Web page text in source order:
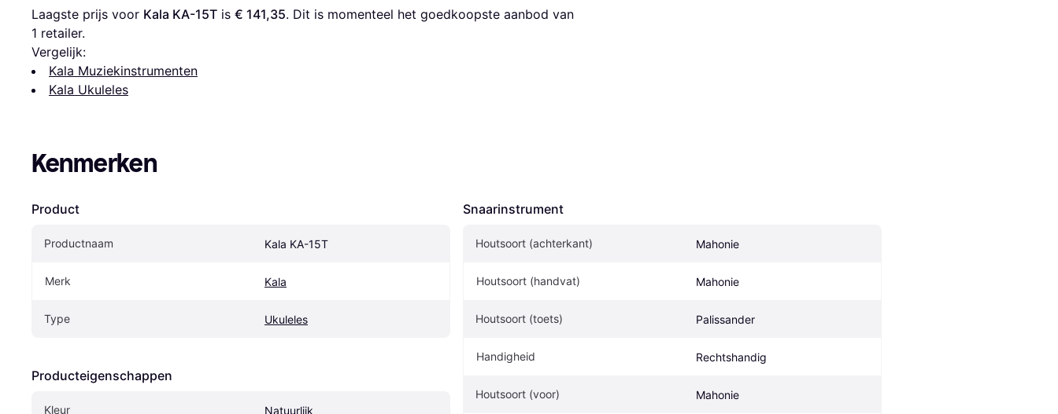
Laagste prijs voor Kala KA-15T is € 141,35. Dit is momenteel het goedkoopste aanbod van
1 retailer.
Vergelijk:
Kala Muziekinstrumenten
Kala Ukuleles
Kenmerken
Product
Productnaam Kala KA-15T
Merk Kala
Type Ukuleles
Producteigenschappen
Kleur Natuurlijk
Snaarinstrument
Houtsoort (achterkant) Mahonie
Houtsoort (handvat) Mahonie
Houtsoort (toets) Palissander
Handigheid Rechtshandig
Houtsoort (voor) Mahonie